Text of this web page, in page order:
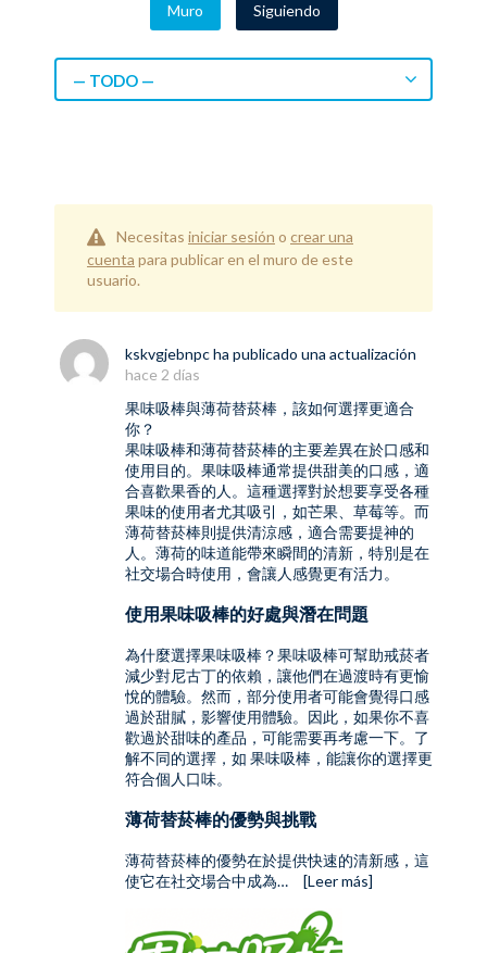
Muro Siguiendo
— TODO —
Necesitas iniciar sesión o crear una
cuenta para publicar en el muro de este
usuario.
kskvgjebnpcha publicado una actualización
hace 2 días
果味吸棒與薄荷替菸棒，該如何選擇更適合
你？
果味吸棒和薄荷替菸棒的主要差異在於口感和
使用目的。 果味吸棒通常提供甜美的口感，適
合喜歡果香的人。這種選擇對於想要享受各種
果味的使用者尤其吸引，如芒果、草莓等。而
薄荷替菸棒則提供清涼感，適合需要提神的
人。薄荷的味道能帶來瞬間的清新，特別是在
社交場合時使用，會讓人感覺更有活力。
使用果味吸棒的好處與潛在問題
為什麼選擇果味吸棒？果味吸棒可幫助戒菸者
減少對尼古丁的依賴，讓他們在過渡時有更愉
悅的體驗。然而，部分使用者可能會覺得口感
過於甜膩，影響使用體驗。因此，如果你不喜
歡過於甜味的產品，可能需要再考慮一下。了
解不同的選擇，如 果味吸棒，能讓你的選擇更
符合個人口味。
薄荷替菸棒的優勢與挑戰
薄荷替菸棒的優勢在於提供快速的清新感，這
使它在社交場合中成為…
[Leer más]